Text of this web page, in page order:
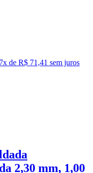
7x de R$ 71,41 sem juros
2,30 mm, 1,00